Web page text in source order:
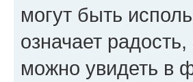
могут быть
означает
можно увидеть в